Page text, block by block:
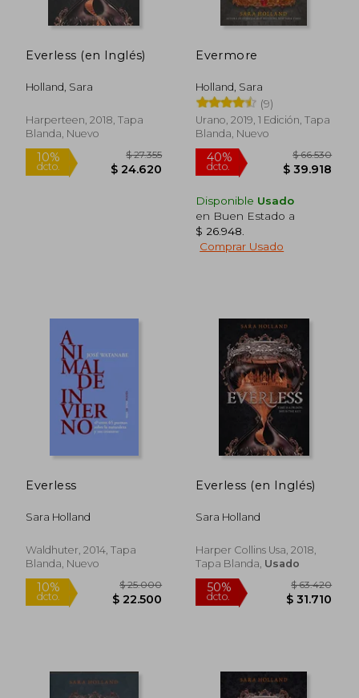
Everless (en Inglés)
Holland, Sara
Harperteen, 2018, Tapa
Blanda, Nuevo
dcto. $ 24.620
Evermore
Holland, Sara
(9)
Urano, 2019, 1 Edición, Tapa
Blanda, Nuevo
dcto.
Disponible Usado
en Buen Estado a
$ 26.948
Comprar Usado
Everless
Sara Holland
Waldhuter, 2014, Tapa
Blanda, Nuevo
Everless (en Inglés)
Sara Holland
Harper Collins Usa, 2018,
Tapa Blanda, Usado